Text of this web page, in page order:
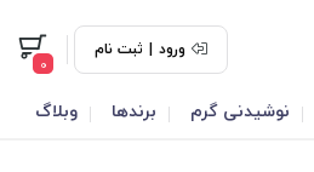
ورود | ثبت نام
0
نوشیدنی گرم برندها وبلاگ